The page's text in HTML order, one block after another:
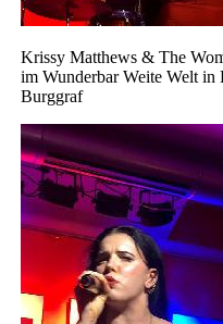
Krissy Matthews & The
im Wunderbar Weite Welt in
Burggraf